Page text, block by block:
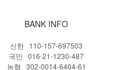
BANK INFO
신한 110-157-697503
국민 016-21-1230-487
농협 302-0014-6404-61